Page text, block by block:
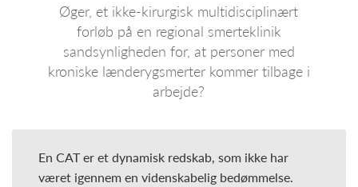
Øger, et ikke-kirurgisk multidisciplinært
forløb på en regional smerteklinik
sandsynligheden for, at personer med
kroniske lænderygsmerter kommer tilbage i
arbejde?
En CAT er et dynamisk redskab, som ikke har
været igennem en videnskabelig bedømmelse.